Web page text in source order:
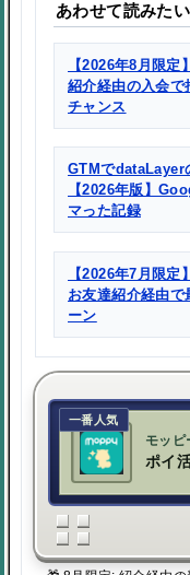
あわせて読みた
【2026年8月限定
紹介経由の入会
チャンス
GTMでdataLayer
【2026年版】
マった記録
【2026年7月限定
お友達紹介経由
ーン
一番人気
モッピ
ポイ